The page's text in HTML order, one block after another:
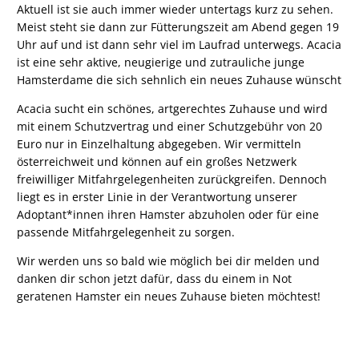
Aktuell ist sie auch immer wieder untertags kurz zu sehen.
Meist steht sie dann zur Fütterungszeit am Abend gegen 19
Uhr auf und ist dann sehr viel im Laufrad unterwegs. Acacia
ist eine sehr aktive, neugierige und zutrauliche junge
Hamsterdame die sich sehnlich ein neues Zuhause wünscht
Acacia sucht ein schönes, artgerechtes Zuhause und wird
mit einem Schutzvertrag und einer Schutzgebühr von 20
Euro nur in Einzelhaltung abgegeben. Wir vermitteln
österreichweit und können auf ein großes Netzwerk
freiwilliger Mitfahrgelegenheiten zurückgreifen. Dennoch
liegt es in erster Linie in der Verantwortung unserer
Adoptant*innen ihren Hamster abzuholen oder für eine
passende Mitfahrgelegenheit zu sorgen.
Wir werden uns so bald wie möglich bei dir melden und
danken dir schon jetzt dafür, dass du einem in Not
geratenen Hamster ein neues Zuhause bieten möchtest!